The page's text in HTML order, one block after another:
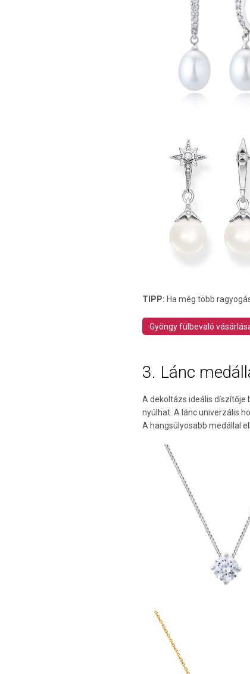
TIPP: Ha még több
Gyöngy fülbevaló
3. Lánc
A dekoltázs ideális díszítője
nyúlhat. A lánc univerzális
A hangsúlyosabb medállal